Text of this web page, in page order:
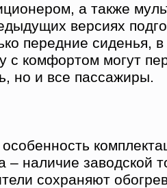
а также
версиях
передние сиденья,
с комфортом могут
но и все пассажиры.
– наличие заводской
сохраняют